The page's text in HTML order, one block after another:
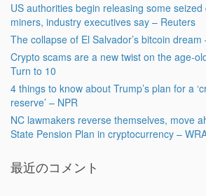
US authorities begin releasing some
miners, industry executives say – Reuters
The collapse of El Salvador’s bitcoin
Crypto scams are a new twist on the age-
Turn to 10
4 things to know about Trump’s plan for a
reserve’ – NPR
NC lawmakers reverse themselves, move
State Pension Plan in cryptocurrency –
最近のコメント